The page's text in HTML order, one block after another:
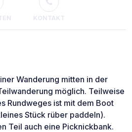
KONTAKT
Wanderung mitten in der
möglich. Teilweise
Rundweges ist mit dem Boot
Stück rüber paddeln).
Teil auch eine Picknickbank.